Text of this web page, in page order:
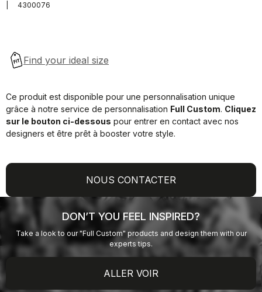
4300076
Ce produit est disponible pour une personnalisation unique
grâce à notre service de personnalisation Full Custom. Cliquez
sur le bouton ci-dessous pour entrer en contact avec nos
designers et être prêt à booster votre style.
NOUS CONTACTER
DON’T YOU FEEL INSPIRED?
Take a look to our "Full Custom" products and design them with our
experts tips.
ALLER VOIR